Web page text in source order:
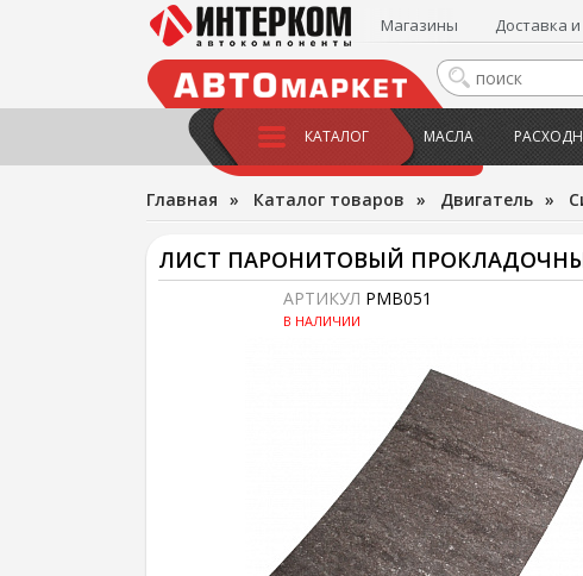
Магазины Доставка
КАТАЛОГ МАСЛА
Главная » Каталог товаров » Двигатель »
ЛИСТ ПАРОНИТОВЫЙ
АРТИКУЛ PMB051
В НАЛИЧИИ